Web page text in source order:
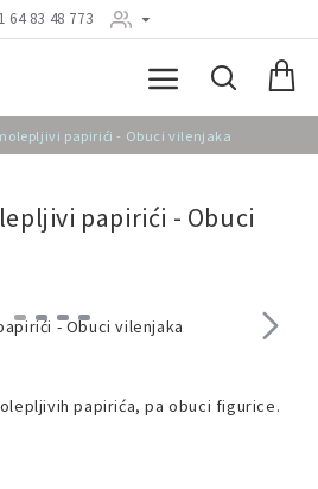
64 83 48 773
papirići - Obuci vilenjaka
papirići - Obuci
papirića, pa obuci figurice.